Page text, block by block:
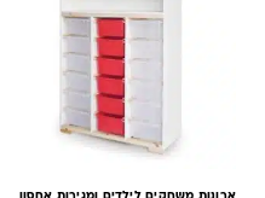
ארונות משחקים לילדים ומגירות אחסון